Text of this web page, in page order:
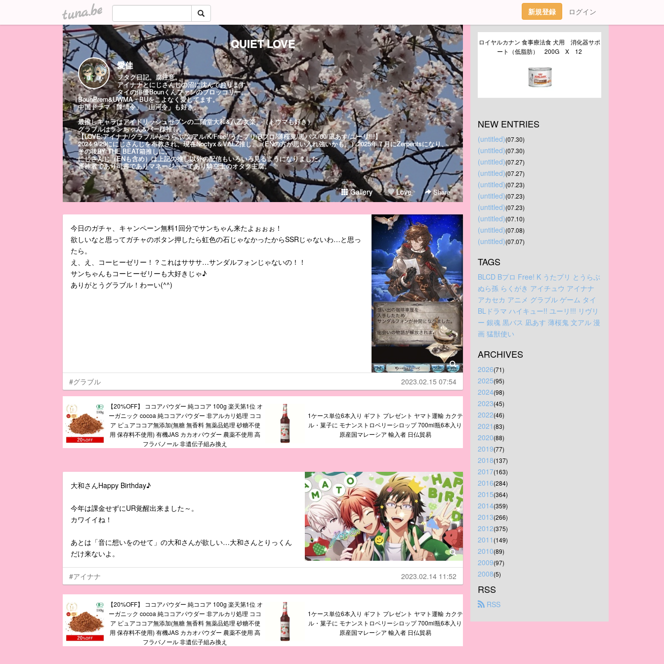
tuna.be 新規登録 ログイン
QUIET LOVE
愛佳
ヲタク日記。腐注意。
アイナナとにじさんじの沼に沈んでおります。
タイの俳優Bounくんファンのブロッコリー。
BounPrem&UWMA・BUをこよなく愛してます。
中国ドラマ「陳情令」「山河令」も好き。
最推しキャラはアイドリッシュセブンの二階堂大和&八乙女楽。（トウマも好き）
グラブルはランちゃん&パー様推し。
【LOVE:アイナナ/グラブル/とうらぶ/文アル/K/Free!/うたプリ/Bプロ/薄桜鬼/黒バス/00/凪あす/ユーリ!!!】
2024.9/29ににじさんじを布教され、現在Noctyx＆VΔLZ推し。（ENの方が思い入れ強いかも。）2025年７月にZerpentsになり、
その後BY THE BEAT箱推しに。
にじさんじ（ENも含め）は上記の推し以外の配信もいろいろ見るようになりました。
審神者であり司書でありマネージャーであり騎空士のオタク主腐。
Gallery Love Share
今日のガチャ、キャンペーン無料1回分でサンちゃん来たよぉぉぉ！
欲しいなと思ってガチャのボタン押したら虹色の石じゃなかったからSSRじゃないわ…と思っ
たら。
え、え、コーヒーゼリー！？これはサササ…サンダルフォンじゃないの！！
サンちゃんもコーヒーゼリーも大好きじゃ♪
ありがとうグラブル！わーい(^^)
#グラブル 2023.02.15 07:54
【20%OFF】 ココアパウダー 純ココア 100g 楽天第1位 オ
ーガニック cocoa 純ココアパウダー 非アルカリ処理 ココ
ア ピュアココア無添加(無糖 無香料 無薬品処理 砂糖不使
用 保存料不使用) 有機JAS カカオパウダー 農薬不使用 高
フラバノール 非遺伝子組み換え
1ケース単位6本入り ギフト プレゼント ヤマト運輸 カクテ
ル・菓子に モナンストロベリーシロップ 700ml瓶6本入り
原産国マレーシア 輸入者 日仏貿易
大和さんHappy Birthday♪
今年は課金せずにUR覚醒出来ました～。
カワイイね！
あとは「音に想いをのせて」の大和さんが欲しい…大和さんとりっくん
だけ来ないよ。
#アイナナ 2023.02.14 11:52
【20%OFF】 ココアパウダー 純ココア 100g 楽天第1位 オ
ーガニック cocoa 純ココアパウダー 非アルカリ処理 ココ
ア ピュアココア無添加(無糖 無香料 無薬品処理 砂糖不使
用 保存料不使用) 有機JAS カカオパウダー 農薬不使用 高
フラバノール 非遺伝子組み換え
1ケース単位6本入り ギフト プレゼント ヤマト運輸 カクテ
ル・菓子に モナンストロベリーシロップ 700ml瓶6本入り
原産国マレーシア 輸入者 日仏貿易
ロイヤルカナン 食事療法食 犬用　消化器サポ
ート（低脂肪）　200G　X　12
NEW ENTRIES
(untitled)(07.30)
(untitled)(07.30)
(untitled)(07.27)
(untitled)(07.27)
(untitled)(07.23)
(untitled)(07.23)
(untitled)(07.23)
(untitled)(07.10)
(untitled)(07.08)
(untitled)(07.07)
TAGS
BLCD Bプロ Free! K うたプリ とうらぶ
ぬら孫 らくがき アイチュウ アイナナ
アカセカ アニメ グラブル ゲーム タイ
BLドラマ ハイキュー!! ユーリ!!! リヴリ
ー 銀魂 黒バス 凪あす 薄桜鬼 文アル 漫
画 猛獣使い
ARCHIVES
2026(71)
2025(95)
2024(98)
2023(45)
2022(46)
2021 (83)
2020(88)
2019(77)
2018(137)
2017(163)
2016(284)
2015(364)
2014(359)
2013(266)
2012(375)
2011 (149)
2010(89)
2009(97)
2008(5)
RSS
RSS